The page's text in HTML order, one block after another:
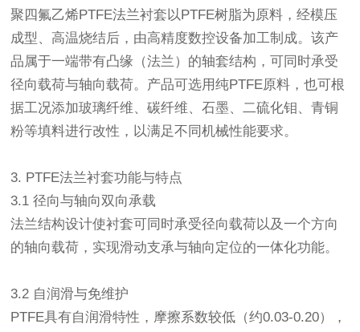
聚四氟乙烯PTFE法兰衬套以PTFE树脂为原料，经模压
成型、高温烧结后，由高精度数控设备加工制成。该产
品属于一端带有凸缘（法兰）的轴套结构，可同时承受
径向载荷与轴向载荷。产品可选用纯PTFE原料，也可根
据工况添加玻璃纤维、碳纤维、石墨、二硫化钼、青铜
粉等填料进行改性，以满足不同机械性能要求。
3. PTFE法兰衬套功能与特点
3.1 径向与轴向双向承载
法兰结构设计使衬套可同时承受径向载荷以及一个方向
的轴向载荷，实现滑动支承与轴向定位的一体化功能。
3.2 自润滑与免维护
PTFE具有自润滑特性，摩擦系数较低（约0.03-0.20），